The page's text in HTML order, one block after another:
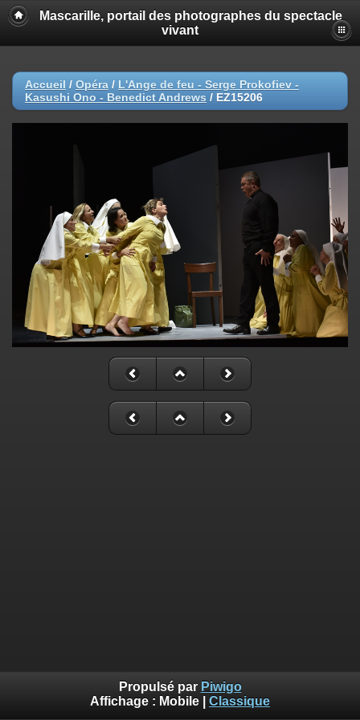
Mascarille, portail des photographes du spectacle
vivant
Accueil / Opéra / L'Ange de feu - Serge Prokofiev -
Kasushi Ono - Benedict Andrews / EZ15206
Propulsé par Piwigo
Affichage : Mobile Classique